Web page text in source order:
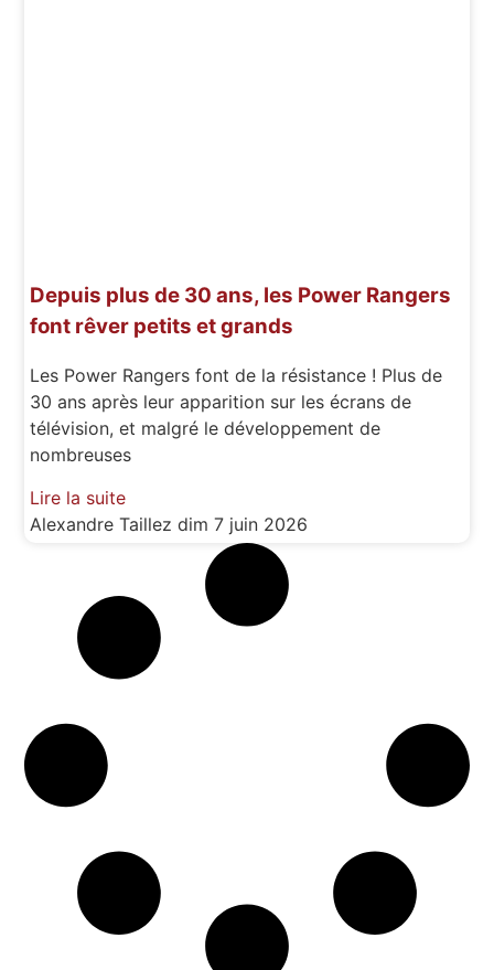
Depuis plus de 30 ans, les Power Rangers
font rêver petits et grands
Les Power Rangers font de la résistance ! Plus de
30 ans après leur apparition sur les écrans de
télévision, et malgré le développement de
nombreuses
Lire la suite
Alexandre Taillezdim 7 juin 2026